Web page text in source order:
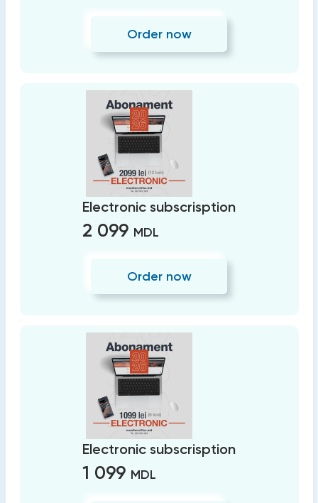
Order now
Electronic subscrisption
2 099 MDL
Order now
Electronic subscrisption
1 099 MDL